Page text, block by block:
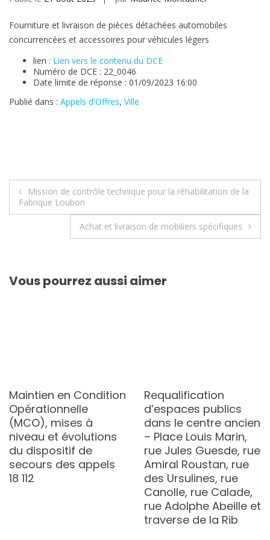
Fourniture et livraison de pièces détachées automobiles
concurrencées et accessoires pour véhicules légers
lien : Lien vers le contenu du DCE
Numéro de DCE : 22_0046
Date limite de réponse : 01/09/2023 16:00
Publié dans : Appels d'Offres, Ville
Navigation
de
l’article
Mission de contrôle technique pour la réhabilitation de la
Fabrique Loubon
Achat et livraison de mobiliers spécifiques
Vous pourrez aussi aimer
Maintien en Condition
Opérationnelle
(MCO), mises à
niveau et évolutions
du dispositif de
secours des appels
18 112
Requalification
d’espaces publics
dans le centre ancien
– Place Louis Marin,
rue Jules Guesde, rue
Amiral Roustan, rue
des Ursulines, rue
Canolle, rue Calade,
rue Adolphe Abeille et
traverse de la Rib